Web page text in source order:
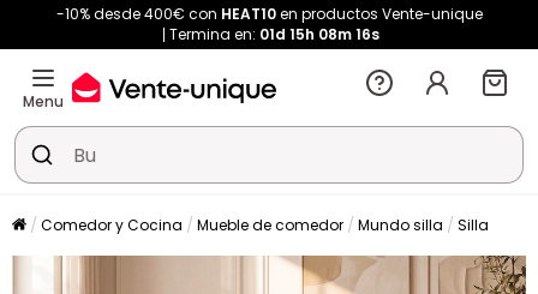
-10% desde 400€ con HEAT10en productos Vente-unique
Termina en: 01d 15h 08m16s
Menu
Comedor y Cocina Mueble de comedor Mundo silla Silla